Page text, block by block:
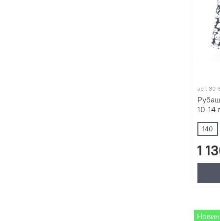
арт. 30-
10-14
140
1